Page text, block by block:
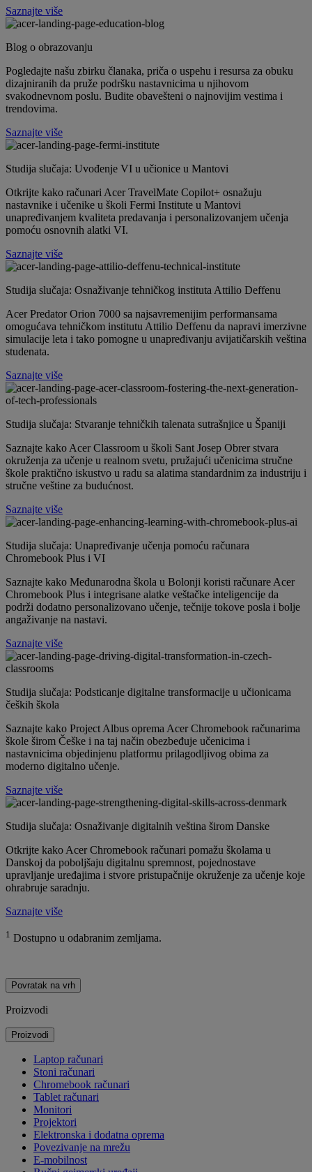
Saznajte više
Blog o obrazovanju
Pogledajte našu zbirku članaka, priča o uspehu i resursa za obuku
dizajniranih da pruže podršku nastavnicima u njihovom
svakodnevnom poslu. Budite obavešteni o najnovijim vestima i
trendovima.
Saznajte više
Studija slučaja: Uvođenje VI u učionice u Mantovi
Otkrijte kako računari Acer TravelMate Copilot+ osnažuju
nastavnike i učenike u školi Fermi Institute u Mantovi
unapređivanjem kvaliteta predavanja i personalizovanjem učenja
pomoću osnovnih alatki VI.
Saznajte više
Studija slučaja: Osnaživanje tehničkog instituta Attilio Deffenu
Acer Predator Orion 7000 sa najsavremenijim performansama
omogućava tehničkom institutu Attilio Deffenu da napravi imerzivne
simulacije leta i tako pomogne u unapređivanju avijatičarskih veština
studenata.
Saznajte više
Studija slučaja: Stvaranje tehničkih talenata sutrašnjice u Španiji
Saznajte kako Acer Classroom u školi Sant Josep Obrer stvara
okruženja za učenje u realnom svetu, pružajući učenicima stručne
škole praktično iskustvo u radu sa alatima standardnim za industriju i
stručne veštine za budućnost.
Saznajte više
Studija slučaja: Unapređivanje učenja pomoću računara
Chromebook Plus i VI
Saznajte kako Međunarodna škola u Bolonji koristi računare Acer
Chromebook Plus i integrisane alatke veštačke inteligencije da
podrži dodatno personalizovano učenje, tečnije tokove posla i bolje
angaživanje na nastavi.
Saznajte više
Studija slučaja: Podsticanje digitalne transformacije u učionicama
čeških škola
Saznajte kako Project Albus oprema Acer Chromebook računarima
škole širom Češke i na taj način obezbeđuje učenicima i
nastavnicima objedinjenu platformu prilagodljivog obima za
moderno digitalno učenje.
Saznajte više
Studija slučaja: Osnaživanje digitalnih veština širom Danske
Otkrijte kako Acer Chromebook računari pomažu školama u
Danskoj da poboljšaju digitalnu spremnost, pojednostave
upravljanje uređajima i stvore pristupačnije okruženje za učenje koje
ohrabruje saradnju.
Saznajte više
1 Dostupno u odabranim zemljama.
Povratak na vrh
Proizvodi
Proizvodi
Laptop računari
Stoni računari
Chromebook računari
Tablet računari
Monitori
Projektori
Elektronska i dodatna oprema
Povezivanje na mrežu
E-mobilnost